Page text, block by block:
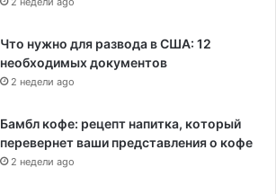
Что нужно для развода в США: 12
необходимых документов
2 недели ago
Бамбл кофе: рецепт напитка, который
перевернет ваши представления о кофе
2 недели ago